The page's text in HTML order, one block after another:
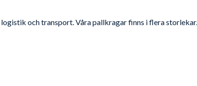
och transport. Våra pallkragar finns i flera storlekar.